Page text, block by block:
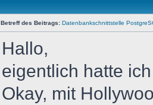
Betreff des Beitrags: Datenbankschnittstelle
Hallo,
eigentlich hatte
Okay, mit